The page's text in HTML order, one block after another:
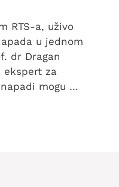
RTS-a, uživo
u jednom
dr Dragan
ekspert za
mogu …